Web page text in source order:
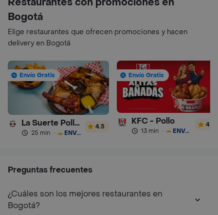
Bogotá
Elige restaurantes que ofrecen promociones y hacen
delivery en Bogotá
Envío Gratis
La Suerte Pollo Artesanal
25 min · ENVÍO GRATIS
4.5
Envío Gratis
KFC - Pollo
13 min · ENVÍO GRATIS
4
Preguntas frecuentes
¿Cuáles son los mejores restaurantes en
Bogotá?